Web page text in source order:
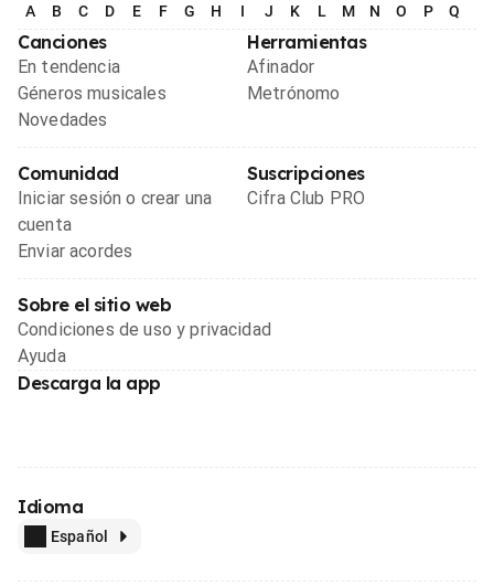
A B C D E F G H I J K L M N O P Q
Canciones
En tendencia
Géneros musicales
Novedades
Herramientas
Afinador
Metrónomo
Comunidad
Iniciar sesión o crear una
cuenta
Enviar acordes
Suscripciones
Cifra Club PRO
Sobre el sitio web
Condiciones de uso y privacidad
Ayuda
Descarga la app
Idioma
Español